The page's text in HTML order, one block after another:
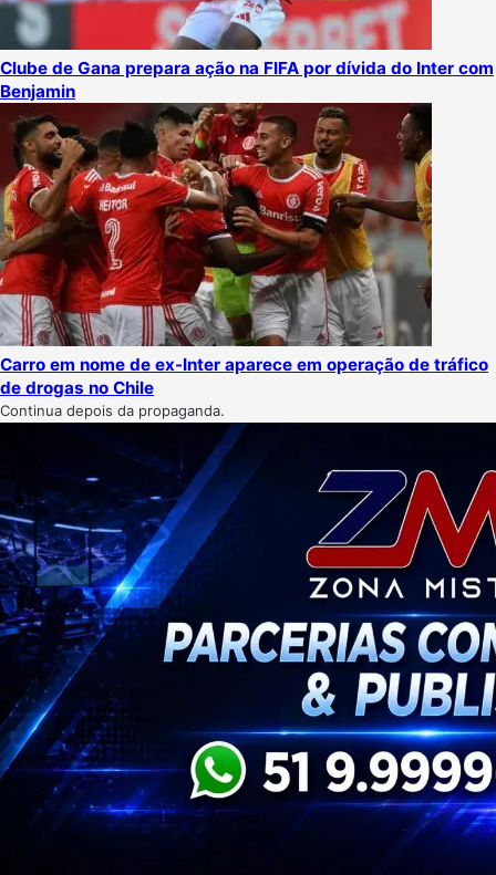
Clube de Gana prepara ação na FIFA por dívida do Inter com
Benjamin
Carro em nome de ex-Inter aparece em operação de tráfico
de drogas no Chile
Continua depois da propaganda.